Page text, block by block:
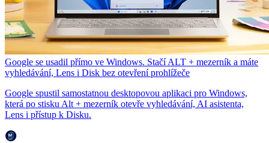
Google se usadil přímo ve Windows. Stačí ALT + mezerník a máte
vyhledávání, Lens i Disk bez otevření prohlížeče
Google spustil samostatnou desktopovou aplikaci pro Windows,
která po stisku Alt + mezerník otevře vyhledávání, AI asistenta,
Lens i přístup k Disku.